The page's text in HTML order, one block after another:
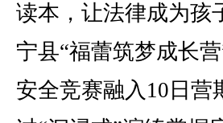
读本，让法律成为孩
宁县“福蕾筑梦成长
安全竞赛融入10日营